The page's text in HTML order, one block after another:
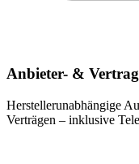
Anbieter- &
Herstellerunabhängige
Verträgen – inklusive